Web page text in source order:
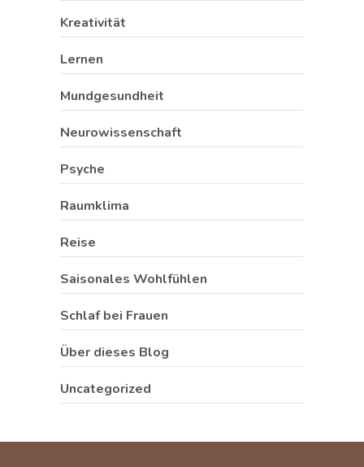
Kreativität
Lernen
Mundgesundheit
Neurowissenschaft
Psyche
Raumklima
Reise
Saisonales Wohlfühlen
Schlaf bei Frauen
Über dieses Blog
Uncategorized